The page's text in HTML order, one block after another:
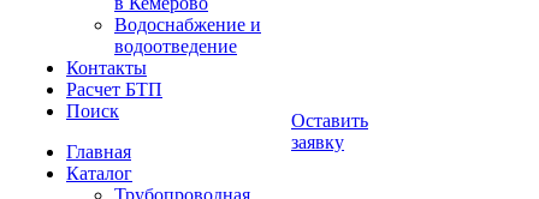
Водоснабжение и
водоотведение
Контакты
Расчет БТП
Поиск
Главная
Каталог
Трубопроводная
Оставить
заявку